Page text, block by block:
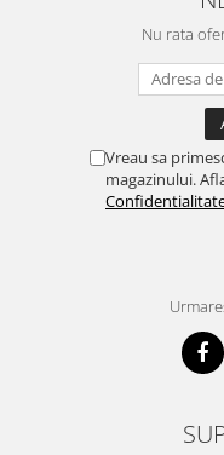
Nu rata
Vreau sa
magazinului.